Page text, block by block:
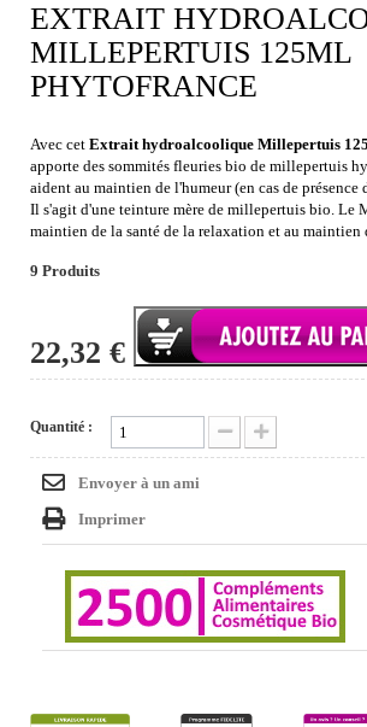
EXTRAIT
MILLEPERTUIS 125ML
PHYTOFRANCE
Avec cet Extrait hydroalcoolique Millepertuis
apporte des sommités fleuries bio de millepertuis
aident au maintien de l'humeur (en cas de
Il s'agit d'une teinture mère de millepertuis bio. Le
maintien de la santé de la relaxation et au maintien
9 Produits
22,32 €
Quantité :
Envoyer à un ami
Imprimer